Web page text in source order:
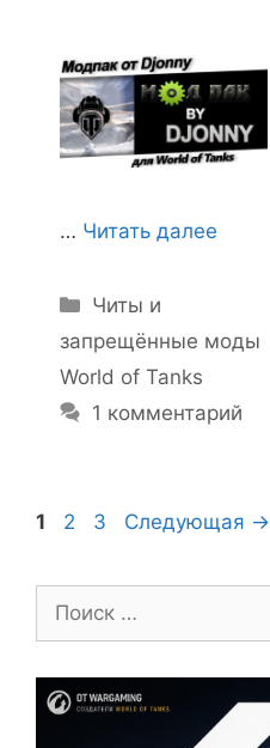
… Читать далее
Рубрики
Читы и
запрещённые моды
World of Tanks
1 комментарий
Страница
1 Страница
2 Страница
3 Следующая →
Поиск: